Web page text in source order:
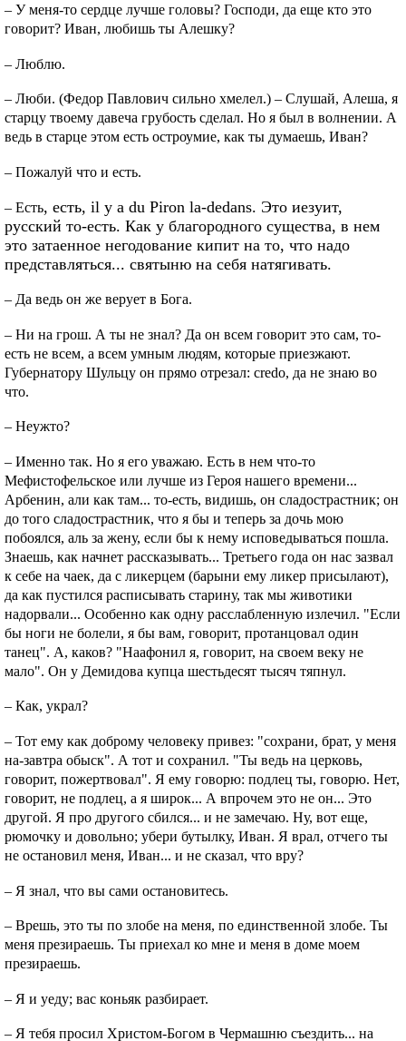
– У меня-то сердце лучше головы? Господи, да еще кто это
говорит? Иван, любишь ты Алешку?
– Люблю.
– Люби. (Федор Павлович сильно хмелел.) – Слушай, Алеша, я
старцу твоему давеча грубость сделал. Но я был в волнении. А
ведь в старце этом есть остроумие, как ты думаешь, Иван?
– Пожалуй что и есть.
– Есть, есть, il y a du Piron la-dedans. Это иезуит,
русский то-есть. Как у благородного существа, в нем
это затаенное негодование кипит на то, что надо
представляться... святыню на себя натягивать.
– Да ведь он же верует в Бога.
– Ни на грош. А ты не знал? Да он всем говорит это сам, то-
есть не всем, а всем умным людям, которые приезжают.
Губернатору Шульцу он прямо отрезал: credo, да не знаю во
что.
– Неужто?
– Именно так. Но я его уважаю. Есть в нем что-то
Мефистофельское или лучше из Героя нашего времени...
Арбенин, али как там... то-есть, видишь, он сладострастник; он
до того сладострастник, что я бы и теперь за дочь мою
побоялся, аль за жену, если бы к нему исповедываться пошла.
Знаешь, как начнет рассказывать... Третьего года он нас зазвал
к себе на чаек, да с ликерцем (барыни ему ликер присылают),
да как пустился расписывать старину, так мы животики
надорвали... Особенно как одну расслабленную излечил. "Если
бы ноги не болели, я бы вам, говорит, протанцовал один
танец". А, каков? "Наафонил я, говорит, на своем веку не
мало". Он у Демидова купца шестьдесят тысяч тяпнул.
– Как, украл?
– Тот ему как доброму человеку привез: "сохрани, брат, у меня
на-завтра обыск". А тот и сохранил. "Ты ведь на церковь,
говорит, пожертвовал". Я ему говорю: подлец ты, говорю. Нет,
говорит, не подлец, а я широк... А впрочем это не он... Это
другой. Я про другого сбился... и не замечаю. Ну, вот еще,
рюмочку и довольно; убери бутылку, Иван. Я врал, отчего ты
не остановил меня, Иван... и не сказал, что вру?
– Я знал, что вы сами остановитесь.
– Врешь, это ты по злобе на меня, по единственной злобе. Ты
меня презираешь. Ты приехал ко мне и меня в доме моем
презираешь.
– Я и уеду; вас коньяк разбирает.
– Я тебя просил Христом-Богом в Чермашню съездить... на